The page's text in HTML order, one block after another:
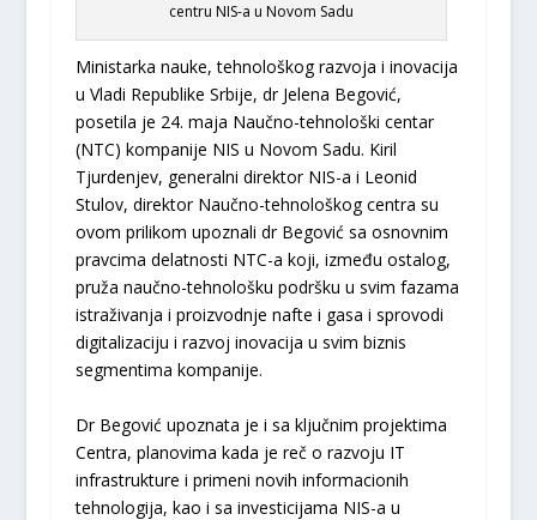
centru NIS-a u Novom Sadu
Ministarka nauke, tehnološkog razvoja i inovacija
u Vladi Republike Srbije, dr Jelena Begović,
posetila je 24. maja Naučno-tehnološki centar
(NTC) kompanije NIS u Novom Sadu. Kiril
Tjurdenjev, generalni direktor NIS-a i Leonid
Stulov, direktor Naučno-tehnološkog centra su
ovom prilikom upoznali dr Begović sa osnovnim
pravcima delatnosti NTC-a koji, između ostalog,
pruža naučno-tehnološku podršku u svim fazama
istraživanja i proizvodnje nafte i gasa i sprovodi
digitalizaciju i razvoj inovacija u svim biznis
segmentima kompanije.
Dr Begović upoznata je i sa ključnim projektima
Centra, planovima kada je reč o razvoju IT
infrastrukture i primeni novih informacionih
tehnologija, kao i sa investicijama NIS-a u